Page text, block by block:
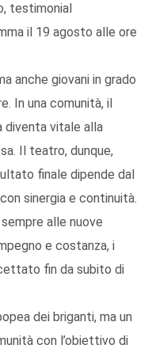
testimonial
il 19 agosto alle ore
anche giovani in grado
In una comunità, il
diventa vitale alla
Il teatro, dunque,
finale dipende dal
sinergia e continuità.
alle nuove
e costanza, i
fin da subito di
dei briganti, ma un
con l’obiettivo di